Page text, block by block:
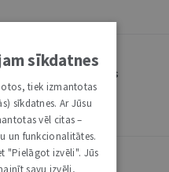
pievienoties
juristu
sīkdatnes
tiek izmantotas
sīkdatnes. Ar Jūsu
vēl citas –
un funkcionalitātes.
"Pielāgot izvēli". Jūs
savu izvēli,